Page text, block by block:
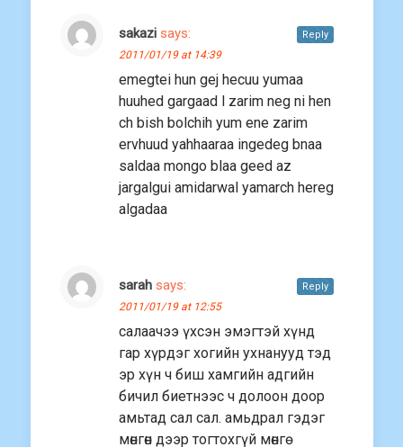
sakazi says:
2011/01/19 at 14:39
emegtei hun gej hecuu yumaa
huuhed gargaad l zarim neg ni hen
ch bish bolchih yum ene zarim
ervhuud yahhaaraa ingedeg bnaa
saldaa mongo blaa geed az
jargalgui amidarwal yamarch hereg
algadaa
Reply
sarah says:
2011/01/19 at 12:55
салаачээ үхсэн эмэгтэй хүнд
гар хүрдэг хогийн ухнанууд тэд
эр хүн ч биш хамгийн адгийн
бичил биетнээс ч долоон доор
амьтад сал сал. амьдрал гэдэг
мөнгөн дээр тогтохгүй мөнгө
Reply